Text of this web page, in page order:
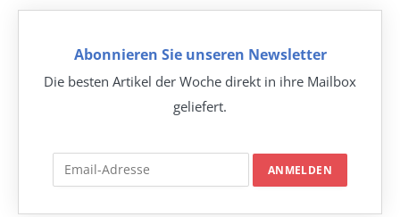
Abonnieren Sie unseren Newsletter
Die besten Artikel der Woche direkt in ihre Mailbox
geliefert.